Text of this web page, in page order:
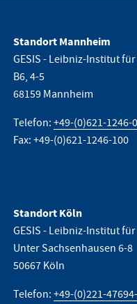
Standort Mannheim
GESIS - Leibniz-Institut
B6, 4-5
68159 Mannheim
Telefon:+49-(0)621-1246-0
Fax: +49-(0)621-1246-100
Standort Köln
GESIS - Leibniz-Institut
Unter Sachsenhausen 6-8
50667 Köln
Telefon:+49-(0)221-